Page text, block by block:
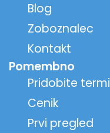
Blog
Zoboznalec
Kontakt
Pomembno
Pridobite
Cenik
Prvi pregled